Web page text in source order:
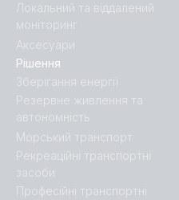
Локальний та віддалений
моніторинг
Аксесуари
Рішення
Зберігання енергії
Резервне живлення та
автономність
Морський транспорт
Рекреаційні транспортні
засоби
Професійні транспортні